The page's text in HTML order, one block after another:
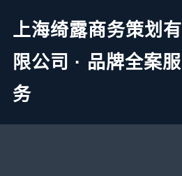
上海绮露商务策划有
限公司 · 品牌全案服
务